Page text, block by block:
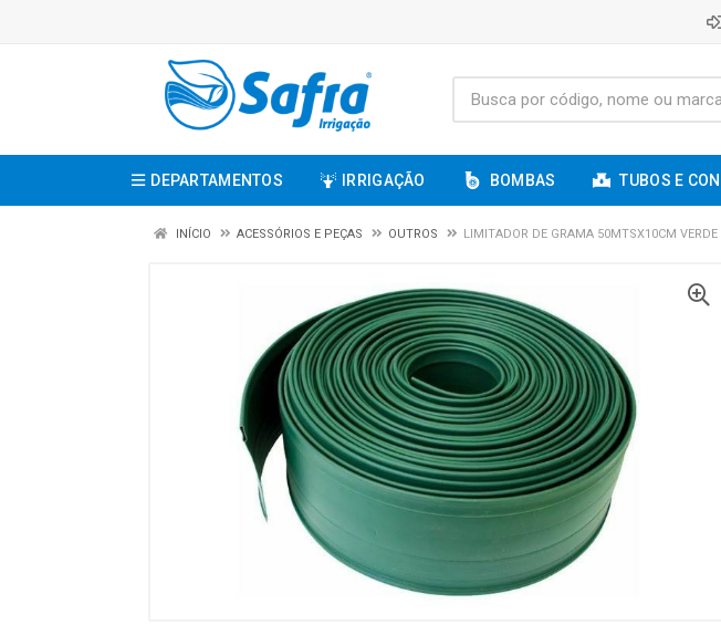
DEPARTAMENTOS IRRIGAÇÃO BOMBAS TUBOS E
INÍCIO ACESSÓRIOS E PEÇAS OUTROS LIMITADOR DE GRAMA 50MTSX10CM VERDE